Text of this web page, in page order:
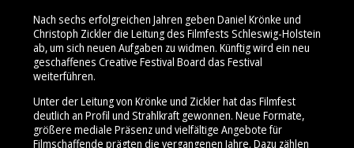
Nach sechs erfolgreichen Jahren geben Daniel Krönke und
Christoph Zickler die Leitung des Filmfests Schleswig-Holstein
ab, um sich neuen Aufgaben zu widmen. Künftig wird ein neu
geschaffenes Creative Festival Board das Festival
weiterführen.
Unter der Leitung von Krönke und Zickler hat das Filmfest
deutlich an Profil und Strahlkraft gewonnen. Neue Formate,
größere mediale Präsenz und vielfältige Angebote für
Filmschaffende prägten die vergangenen Jahre. Dazu zählen